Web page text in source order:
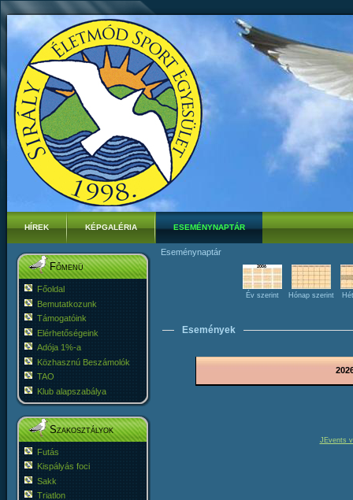
HÍREK KÉPGALÉRIA ESEMÉNYNAPTÁR
Főmenü
Főoldal
Bemutatkozunk
Támogatóink
Elérhetőségeink
Adója 1%-a
Közhasznú Beszámolók
TAO
Klub alapszabálya
Szakosztályok
Futás
Kispályás foci
Sakk
Triatlon
Eseménynaptár
Év szerint Hónap szerint
Események
JEvents